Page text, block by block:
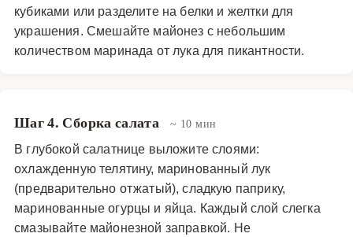
кубиками или разделите на белки и желтки для
украшения. Смешайте майонез с небольшим
количеством маринада от лука для пикантности.
Шаг 4. Сборка салата ~ 10 мин
В глубокой салатнице выложите слоями:
охлажденную телятину, маринованный лук
(предварительно отжатый), сладкую паприку,
маринованные огурцы и яйца. Каждый слой слегка
смазывайте майонезной заправкой. Не